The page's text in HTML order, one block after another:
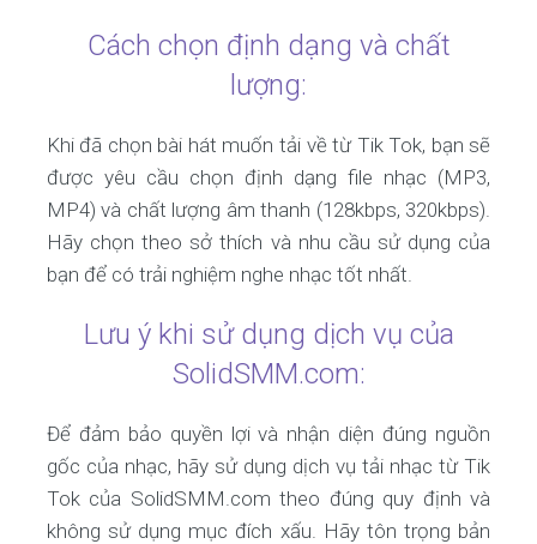
Cách chọn định dạng và chất
lượng:
Khi đã chọn bài hát muốn tải về từ Tik Tok, bạn sẽ
được yêu cầu chọn định dạng file nhạc (MP3,
MP4) và chất lượng âm thanh (128kbps, 320kbps).
Hãy chọn theo sở thích và nhu cầu sử dụng của
bạn để có trải nghiệm nghe nhạc tốt nhất.
Lưu ý khi sử dụng dịch vụ của
SolidSMM.com:
Để đảm bảo quyền lợi và nhận diện đúng nguồn
gốc của nhạc, hãy sử dụng dịch vụ tải nhạc từ Tik
Tok của SolidSMM.com theo đúng quy định và
không sử dụng mục đích xấu. Hãy tôn trọng bản